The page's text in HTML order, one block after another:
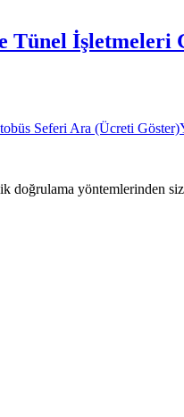
Tünel İşletmeleri
Seferi Ara (Ücreti Göster)
doğrulama yöntemlerinden